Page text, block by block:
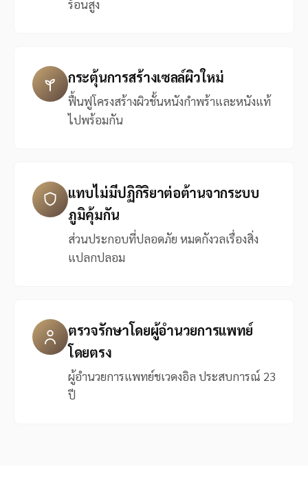
ร้อนสูง
กระตุ้นการสร้างเซลล์ผิวใหม่
ฟื้นฟูโครงสร้างผิวชั้นหนังกำพร้าและหนังแท้
ไปพร้อมกัน
แทบไม่มีปฏิกิริยาต่อต้านจากระบบ
ภูมิคุ้มกัน
ส่วนประกอบที่ปลอดภัย หมดกังวลเรื่องสิ่ง
แปลกปลอม
ตรวจรักษาโดยผู้อำนวยการแพทย์
โดยตรง
ผู้อำนวยการแพทย์ชเวดงอิล ประสบการณ์ 23
ปี